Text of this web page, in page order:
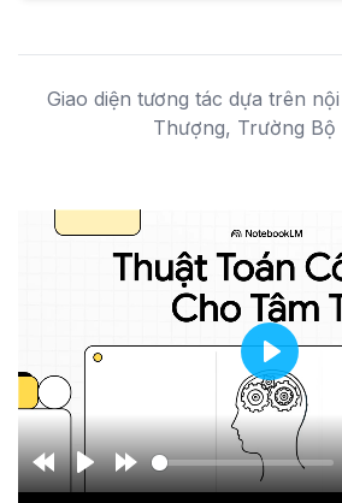
Giao diện tương tác dựa trên
Thượng, Trường Bộ
Rewind
PlayForward
Play